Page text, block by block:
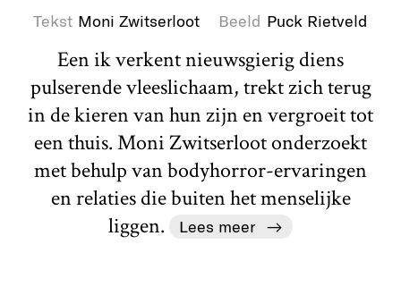
Tekst Moni Zwitserloot Beeld Puck Rietveld
Een ik verkent nieuwsgierig diens
pulserende vleeslichaam, trekt zich terug
in de kieren van hun zijn en vergroeit tot
een thuis. Moni Zwitserloot onderzoekt
met behulp van bodyhorror-ervaringen
en relaties die buiten het menselijke
liggen.
Lees meer